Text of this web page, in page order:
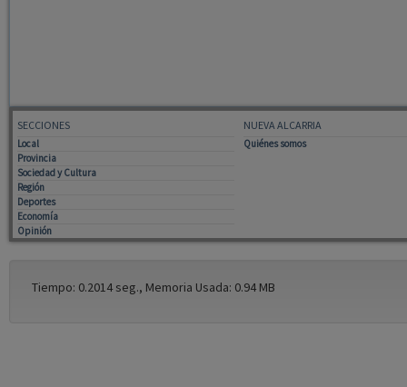
SECCIONES
Local
Provincia
Sociedad y Cultura
Región
Deportes
Economía
Opinión
NUEVA ALCARRIA
Quiénes somos
Tiempo: 0.2014 seg., Memoria Usada: 0.94 MB